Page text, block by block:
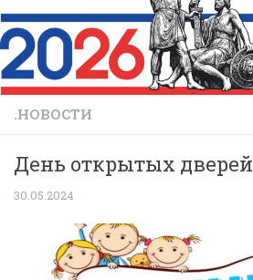
.НОВОСТИ
День открытых дверей
30.05.2024